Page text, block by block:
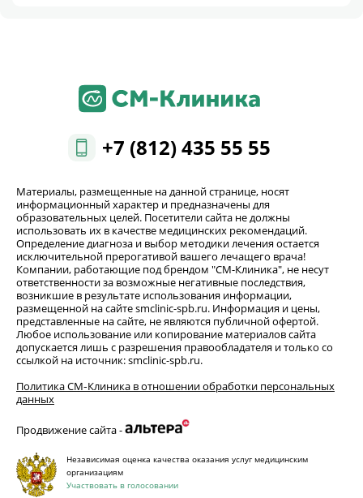
+7 (812) 435 55 55
Материалы, размещенные на данной странице, носят
информационный характер и предназначены для
образовательных целей. Посетители сайта не должны
использовать их в качестве медицинских рекомендаций.
Определение диагноза и выбор методики лечения остается
исключительной прерогативой вашего лечащего врача!
Компании, работающие под брендом "СМ-Клиника", не несут
ответственности за возможные негативные последствия,
возникшие в результате использования информации,
размещенной на сайте smclinic-spb.ru. Информация и цены,
представленные на сайте, не являются публичной офертой.
Любое использование или копирование материалов сайта
допускается лишь с разрешения правообладателя и только со
ссылкой на источник: smclinic-spb.ru.
Политика СМ‑Клиника в отношении обработки персональных
данных
Продвижение сайта -
Независимая оценка качества оказания услуг медицинским
организациям
Участвовать в голосовании